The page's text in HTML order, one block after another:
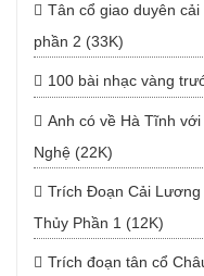
Tân cổ giao duyên
phần 2 (33K)
100 bài nhạc vàng
Anh có về Hà Tĩnh
Nghệ (22K)
Trích Đoạn Cải Lương
Thủy Phần 1 (12K)
Trích đoạn tân cổ